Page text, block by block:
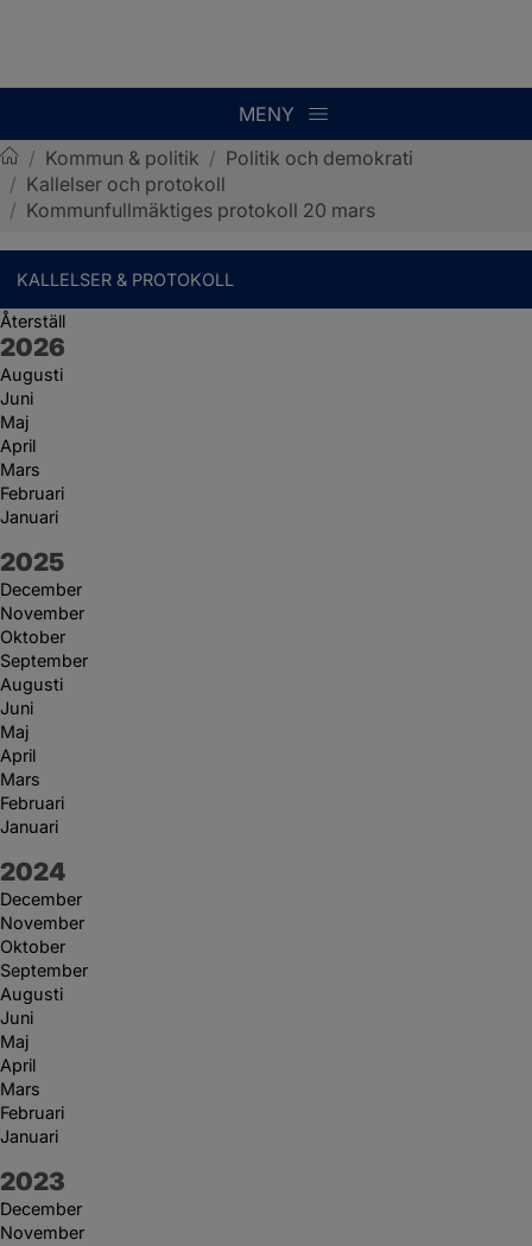
MENY
Sotenäs kommun
/ Kommun & politik / Politik och demokrati
/ Kallelser och protokoll
/ Kommunfullmäktiges protokoll 20 mars
KALLELSER & PROTOKOLL
Återställ
År:
2026
Augusti
Juni
Maj
April
Mars
Februari
Januari
År:
2025
December
November
Oktober
September
Augusti
Juni
Maj
April
Mars
Februari
Januari
År:
2024
December
November
Oktober
September
Augusti
Juni
Maj
April
Mars
Februari
Januari
År:
2023
December
November